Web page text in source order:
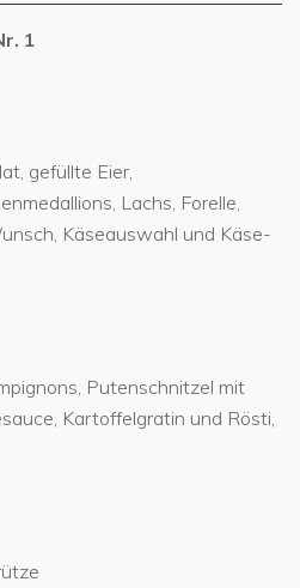
1
gefüllte Eier,
Lachs, Forelle,
Käseauswahl und Käse-
Putenschnitzel mit
Kartoffelgratin und Rösti,